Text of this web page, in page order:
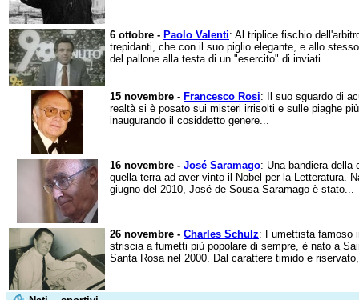
6 ottobre - Paolo Valenti: Al triplice fischio
trepidanti, che con il suo piglio elegante, e allo
del pallone alla testa di un "esercito" di inviati. ...
15 novembre - Francesco Rosi: Il suo sguardo di
realtà si è posato sui misteri irrisolti e sulle piaghe
inaugurando il cosiddetto genere...
16 novembre - José Saramago: Una bandiera della
quella terra ad aver vinto il Nobel per la Letteratura.
giugno del 2010, José de Sousa Saramago è stato...
26 novembre - Charles Schulz: Fumettista famoso
striscia a fumetti più popolare di sempre, è nato a
Santa Rosa nel 2000. Dal carattere timido e